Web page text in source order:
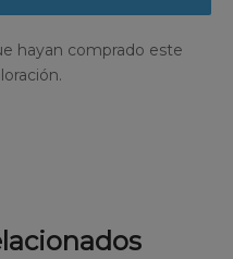
hayan comprado este